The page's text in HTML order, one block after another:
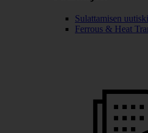
Sulattamisen
Ferrous & Heat